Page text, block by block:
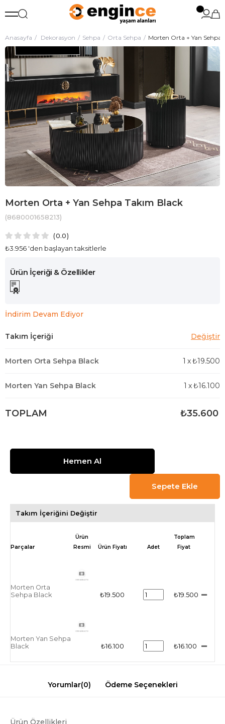
Anasayfa Dekorasyon Sehpa Orta Sehpa Morten Orta + Yan Sehpa
Morten Orta + Yan Sehpa Takım Black
(8680001658213)
0.0
₺3.956 'den başlayan taksitlerle
İndirim Devam Ediyor
Morten Orta Sehpa Black 1 x₺19.500
Morten Yan Sehpa Black 1 x₺16.100
TOPLAM ₺35.600
Takım İçeriğini Değiştir
Ürün
Resmi
Ürün Fiyatı Adet
Toplam
Fiyat
Morten Orta
Sehpa Black
₺19.500 ₺19.500
Morten Yan Sehpa
Black
₺16.100 ₺16.100
Yorumlar(0) Ödeme Seçenekleri
Ürün Özellikleri